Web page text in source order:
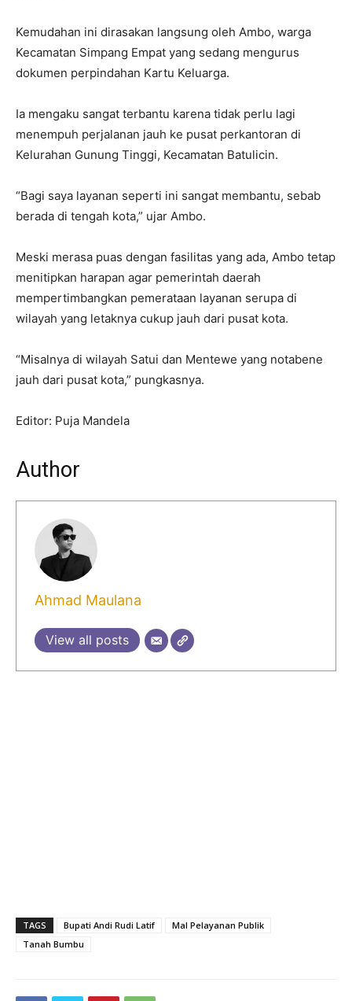
Kemudahan ini dirasakan langsung oleh Ambo, warga
Kecamatan Simpang Empat yang sedang mengurus
dokumen perpindahan Kartu Keluarga.
Ia mengaku sangat terbantu karena tidak perlu lagi
menempuh perjalanan jauh ke pusat perkantoran di
Kelurahan Gunung Tinggi, Kecamatan Batulicin.
“Bagi saya layanan seperti ini sangat membantu, sebab
berada di tengah kota,” ujar Ambo.
Meski merasa puas dengan fasilitas yang ada, Ambo tetap
menitipkan harapan agar pemerintah daerah
mempertimbangkan pemerataan layanan serupa di
wilayah yang letaknya cukup jauh dari pusat kota.
“Misalnya di wilayah Satui dan Mentewe yang notabene
jauh dari pusat kota,” pungkasnya.
Editor: Puja Mandela
Author
Ahmad Maulana
View all posts
TAGS Bupati Andi Rudi Latif
Mal Pelayanan Publik
Tanah Bumbu